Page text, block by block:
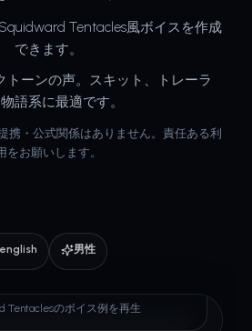
Tentacles風ボイスを作成
できます。
トーンの声。スキット、トレーラ
語系に最適です。
携・公式関係はありません。責任ある利
をお願いします。
english 男性
Tentaclesのボイス例を再生